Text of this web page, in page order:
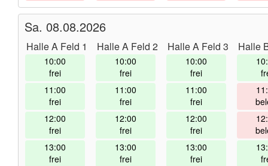
Sa. 08.08.2026
Halle A Feld 1
10:00
frei
11:00
frei
12:00
frei
13:00
frei
Halle A Feld 2
10:00
frei
11:00
frei
12:00
frei
13:00
frei
Halle A Feld 3
10:00
frei
11:00
frei
12:00
frei
13:00
frei
Halle